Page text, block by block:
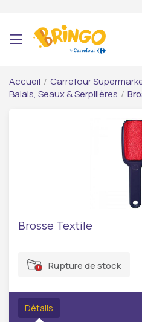
Accueil / Carrefour
Balais, Seaux & Serpillères /
Brosse Textile
Rupture de stock
Détails